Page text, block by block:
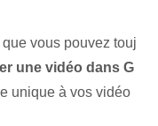
vous pouvez touj
une vidéo dans G
unique à vos vidéo